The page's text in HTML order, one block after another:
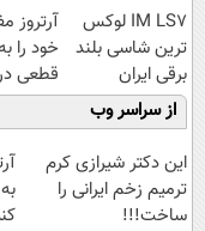
IM LS7 لوکس
ترین شاسی بلند
برقی ایران
آرتروز
خود را
قطعی
کنید!
از سراسر وب
این دکتر شیرازی کرم
ترمیم زخم ایرانی را
ساخت!!!